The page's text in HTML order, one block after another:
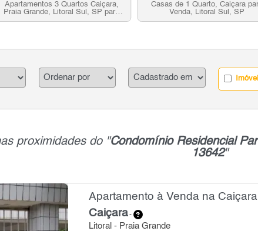
Apartamentos 3 Quartos Caiçara,
Praia Grande, Litoral Sul, SP para
venda
Casas de 1 Quarto, Caiçara
Venda, Litoral Sul, SP
proximidades do "Condomínio Residencial
13642"
Apartamento à Venda na
Caiçara-
Litoral - Praia Grande